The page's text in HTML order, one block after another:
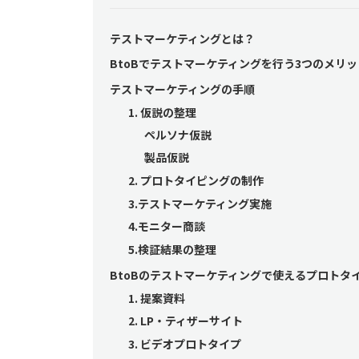
テストマーケティングとは？
BtoBでテストマーケティングを行う3つのメリ
テストマーケティングの手順
1. 仮説の整理
ペルソナ仮説
製品仮説
2. プロトタイピングの制作
3.テストマーケティング実施
4.モニター商談
5.検証結果の整理
BtoBのテストマーケティングで使えるプロトタ
1. 提案資料
2. LP・ティザーサイト
3. ビデオプロトタイプ